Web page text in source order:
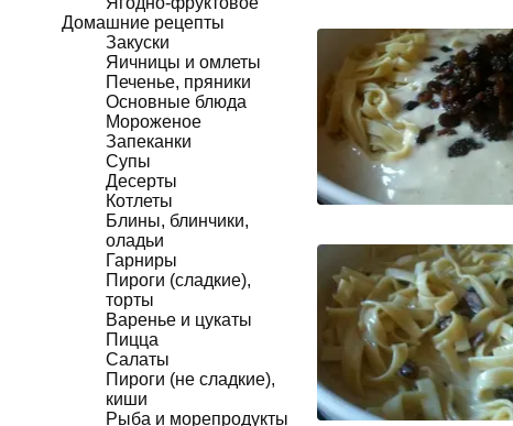
Домашние рецепты
Закуски
Яичницы и омлеты
Печенье, пряники
Основные блюда
Мороженое
Запеканки
Супы
Десерты
Котлеты
Блины, блинчики,
оладьи
Гарниры
Пироги (сладкие),
торты
Варенье и цукаты
Пицца
Салаты
Пироги (не сладкие),
киши
Рыба и морепродукты